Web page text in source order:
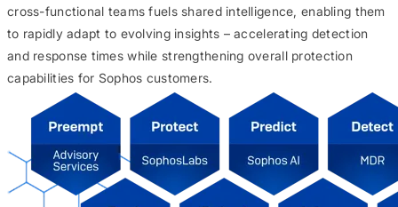
cross-functional teams fuels shared intelligence, enabling them
to rapidly adapt to evolving insights – accelerating detection
and response times while strengthening overall protection
capabilities for Sophos customers.